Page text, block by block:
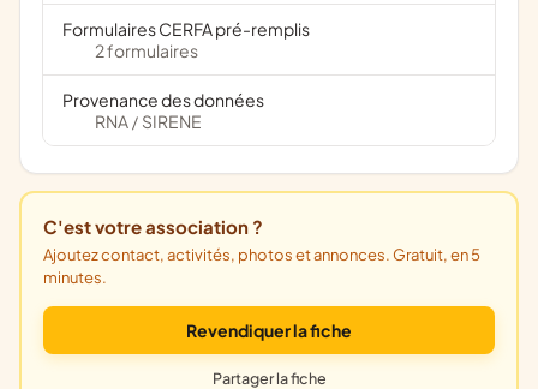
Formulaires CERFA pré-remplis
2 formulaires
Provenance des données
RNA / SIRENE
C'est votre association ?
Ajoutez contact, activités, photos et annonces. Gratuit, en 5
minutes.
Revendiquer la fiche
Partager la fiche